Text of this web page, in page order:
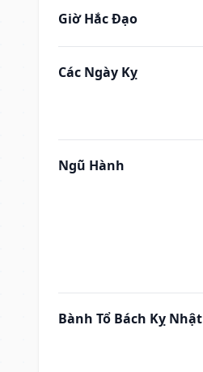
Giờ Hắc Đạo
Các Ngày Kỵ
Ngũ Hành
Bành Tổ Bách Kỵ Nhật